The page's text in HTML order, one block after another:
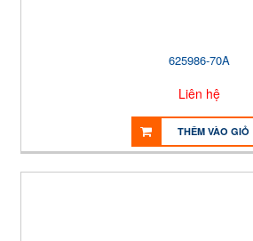
625986-70A
Liên hệ
THÊM VÀO GIỎ